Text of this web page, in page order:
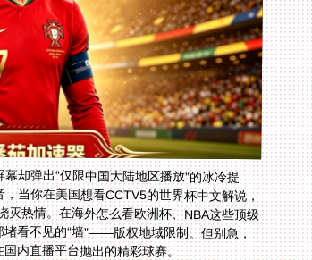
却弹出“仅限中国大陆地区播放”的冰冷提
你在美国想看CCTV5的世界杯中文解说，
热情。在海外怎么看欧洲杯、NBA这些顶级
看不见的“墙”——版权地域限制。但别急，
内直播平台抛出的精彩球赛。